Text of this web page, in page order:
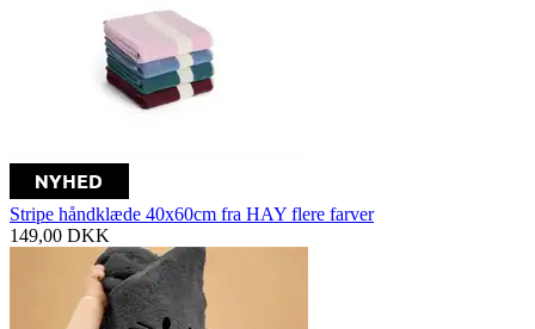
Stripe håndklæde 40x60cm fra HAY flere farver
149,00 DKK